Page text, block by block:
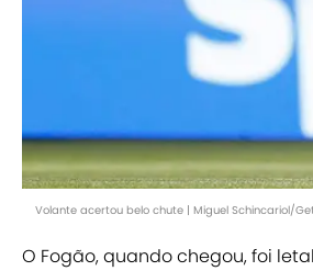
Volante acertou belo chute | Miguel Schincariol/
O Fogão, quando chegou, foi